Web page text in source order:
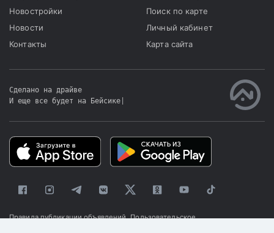
Новостройки
Новости
Контакты
Поиск по карте
Личный кабинет
Карта сайта
Сделано на драйве
И еще все будет на Бейсике
Правила публикации объявлений Пользовательское